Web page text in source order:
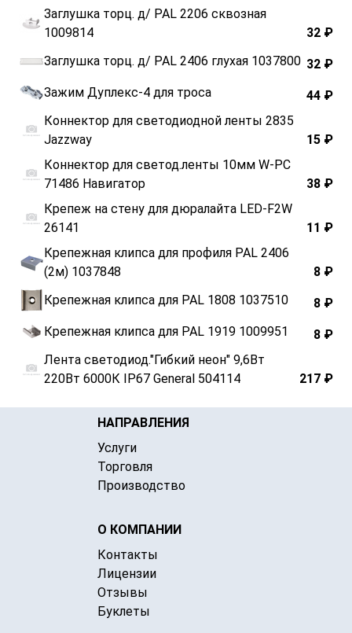
Заглушка торц. д/ РАL 2206 сквозная
1009814
32 ₽
Заглушка торц. д/ РАL 2406 глухая 1037800 32 ₽
Зажим Дуплекс-4 для троса
44 ₽
Коннектор для светодиодной ленты 2835
Jazzway
15 ₽
Коннектор для светод.ленты 10мм W-PC
71486 Навигатор
38 ₽
Крепеж на стену для дюралайта LED-F2W
26141
11 ₽
Крепежная клипса для профиля РАL 2406
(2м) 1037848
8 ₽
Крепежная клипса для РАL 1808 1037510
8 ₽
Крепежная клипса для РАL 1919 1009951
8 ₽
Лента светодиод."Гибкий неон" 9,6Вт
220Вт 6000К IP67 General 504114
217 ₽
НАПРАВЛЕНИЯ
Услуги
Торговля
Производство
О КОМПАНИИ
Контакты
Лицензии
Отзывы
Буклеты